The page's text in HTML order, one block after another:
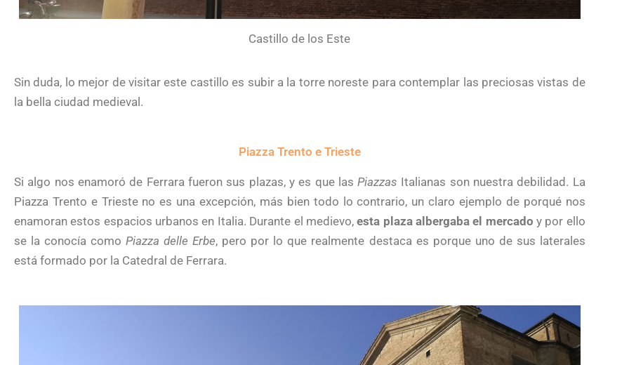
Castillo de los Este
Sin duda, lo mejor de visitar este castillo es subir a la torre noreste para contemplar las preciosas vistas de
la bella ciudad medieval.
Piazza Trento e Trieste
Si algo nos enamoró de Ferrara fueron sus plazas, y es que lasPiazzas Italianas son nuestra debilidad. La
Piazza Trento e Trieste no es una excepción, más bien todo lo contrario, un claro ejemplo de porqué nos
enamoran estos espacios urbanos en Italia. Durante el medievo,esta plaza albergaba el mercado y por ello
se la conocía comoPiazza delle Erbe, pero por lo que realmente destaca es porque uno de sus laterales
está formado por la Catedral de Ferrara.